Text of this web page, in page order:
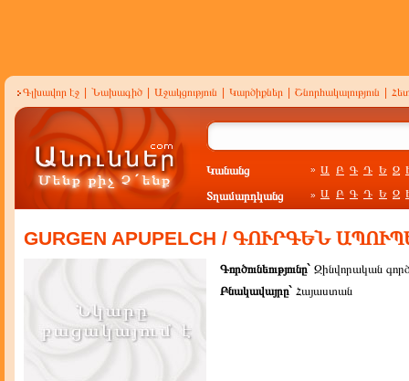
Գլխավոր էջ Նախագիծ Աջակցություն Կարծիքներ Շնորհակալություն
Կանանց » Ա Բ Գ Դ Ե Զ
Տղամարդկանց » Ա Բ Գ Դ Ե Զ
GURGEN APUPELCH / ԳՈՒՐԳԵՆ
Գործունեությունը` Զինվորական
Բնակավայրը` Հայաստան